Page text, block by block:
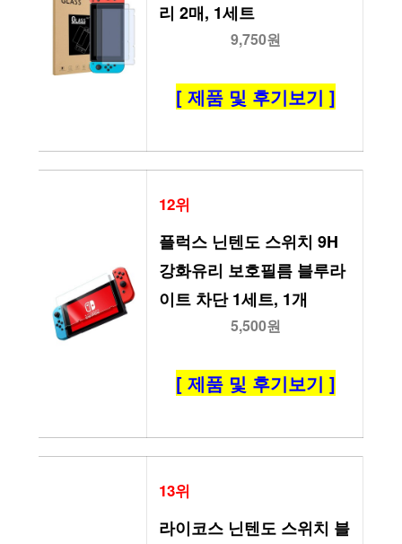
리 2매, 1세트
9,750원
[ 제품 및 후기보기 ]
12위
플럭스 닌텐도 스위치 9H
강화유리 보호필름 블루라
이트 차단 1세트, 1개
5,500원
[ 제품 및 후기보기 ]
13위
라이코스 닌텐도 스위치 블